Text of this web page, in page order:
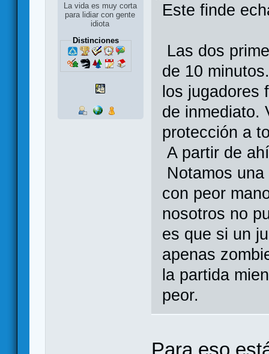
La vida es muy corta
para lidiar con gente
idiota
Distinciones
Este finde
Las dos
de 10
los jugadores
de inmediato.
protección a
A partir de
Notamos
con peor
nosotros no
es que si un
apenas
la partida
peor.
Para eso